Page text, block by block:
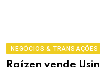
NEGÓCIOS & TRANSAÇÕES